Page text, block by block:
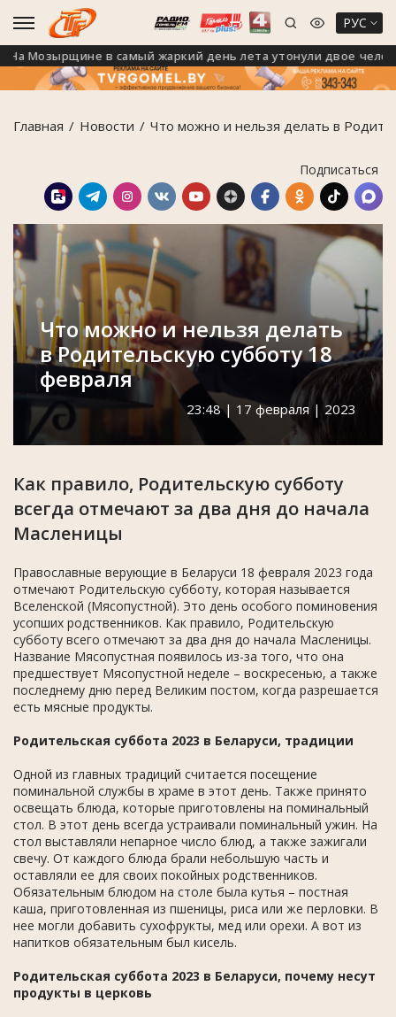
РУС
в самый жаркий день лета утонули двое человек
Главная Новости Что можно и нельзя делать в
Подписаться
Что можно и нельзя делать
в Родительскую субботу 18
февраля
23:48 | 17 февраля | 2023
Как правило, Родительскую субботу
всегда отмечают за два дня до начала
Масленицы
Православные верующие в Беларуси 18 февраля 2023 года
отмечают Родительскую субботу, которая называется
Вселенской (Мясопустной). Это день особого поминовения
усопших родственников. Как правило, Родительскую
субботу всего отмечают за два дня до начала Масленицы.
Название Мясопустная появилось из-за того, что она
предшествует Мясопустной неделе – воскресенью, а также
последнему дню перед Великим постом, когда разрешается
есть мясные продукты.
Родительская суббота 2023 в Беларуси, традиции
Одной из главных традиций считается посещение
поминальной службы в храме в этот день. Также принято
освещать блюда, которые приготовлены на поминальный
стол. В этот день всегда устраивали поминальный ужин. На
стол выставляли непарное число блюд, а также зажигали
свечу. От каждого блюда брали небольшую часть и
оставляли ее для своих покойных родственников.
Обязательным блюдом на столе была кутья – постная
каша, приготовленная из пшеницы, риса или же перловки. В
нее могли добавить сухофрукты, мед или орехи. А вот из
напитков обязательным был кисель.
Родительская суббота 2023 в Беларуси, почему несут
продукты в церковь